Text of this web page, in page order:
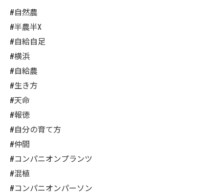
#自然農
#半農半X
#自給自足
#横浜
#自給農
#生き方
#天命
#報徳
#自分の育て方
#仲間
#コンパニオンプランツ
#混植
#コンパニオンパーソン